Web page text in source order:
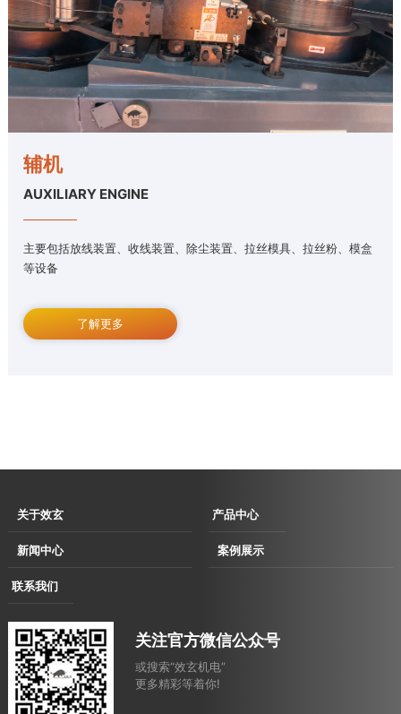
辅机
AUXILIARY ENGINE
主要包括放线装置、收线装置、除尘装置、拉丝模具、拉丝粉、模盒
等设备
了解更多
关于效玄
企业简介
发展历程
资质荣誉
产品中心
伺服直驱拉丝
消费品
汽车
新闻中心
企业动态
案例展示
合作案例
联系我们
电子地图
关注官方微信公众号
或搜索“效玄机电”
更多精彩等着你!